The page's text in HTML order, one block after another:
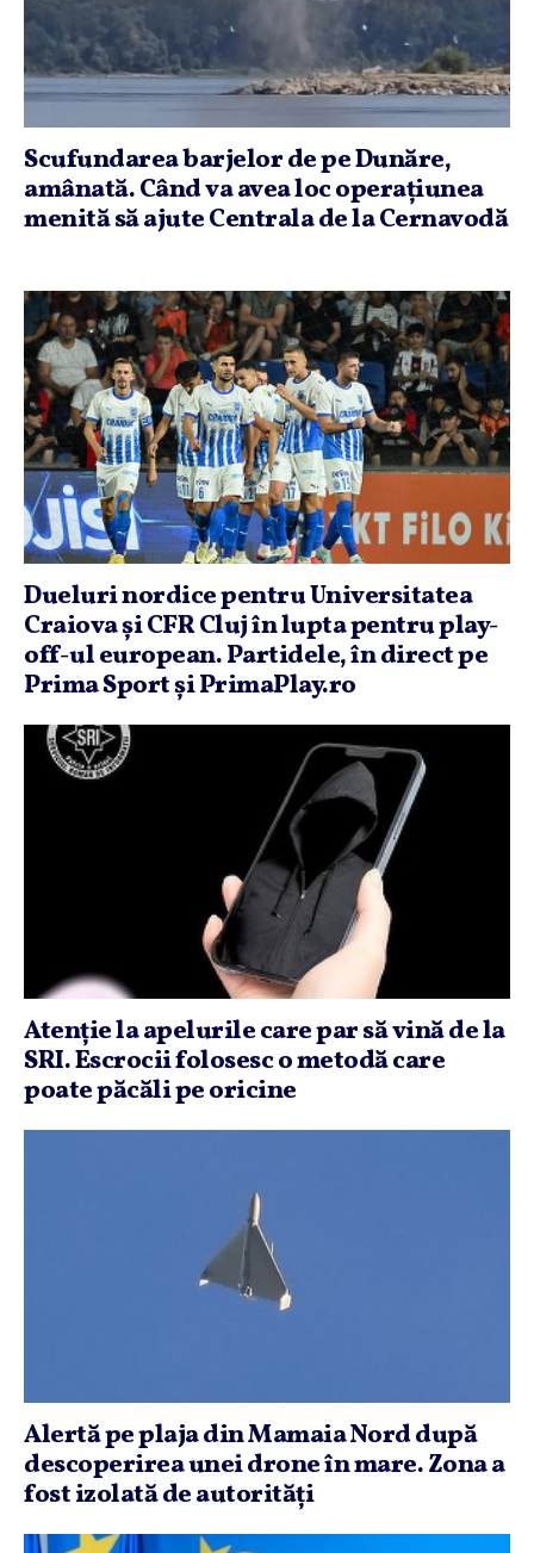
Scufundarea barjelor de pe Dunăre,
amânată. Când va avea loc operaţiunea
menită să ajute Centrala de la Cernavodă
Dueluri nordice pentru Universitatea
Craiova şi CFR Cluj în lupta pentru play-
off-ul european. Partidele, în direct pe
Prima Sport şi PrimaPlay.ro
Atenţie la apelurile care par să vină de la
SRI. Escrocii folosesc o metodă care
poate păcăli pe oricine
Alertă pe plaja din Mamaia Nord după
descoperirea unei drone în mare. Zona a
fost izolată de autorităţi